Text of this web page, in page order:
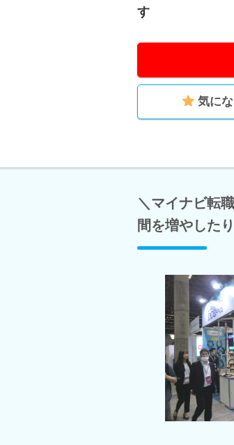
す
気に
＼マイナビ転
間を増やした